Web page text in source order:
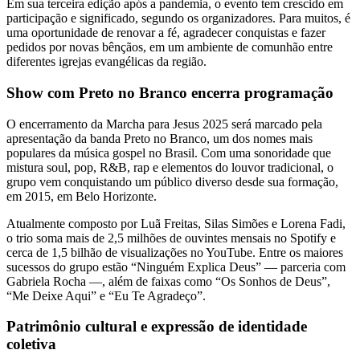
Em sua terceira edição após a pandemia, o evento tem crescido em
participação e significado, segundo os organizadores. Para muitos, é
uma oportunidade de renovar a fé, agradecer conquistas e fazer
pedidos por novas bênçãos, em um ambiente de comunhão entre
diferentes igrejas evangélicas da região.
Show com Preto no Branco encerra programação
O encerramento da Marcha para Jesus 2025 será marcado pela
apresentação da banda Preto no Branco, um dos nomes mais
populares da música gospel no Brasil. Com uma sonoridade que
mistura soul, pop, R&B, rap e elementos do louvor tradicional, o
grupo vem conquistando um público diverso desde sua formação,
em 2015, em Belo Horizonte.
Atualmente composto por Luã Freitas, Silas Simões e Lorena Fadi,
o trio soma mais de 2,5 milhões de ouvintes mensais no Spotify e
cerca de 1,5 bilhão de visualizações no YouTube. Entre os maiores
sucessos do grupo estão “Ninguém Explica Deus” — parceria com
Gabriela Rocha —, além de faixas como “Os Sonhos de Deus”,
“Me Deixe Aqui” e “Eu Te Agradeço”.
Patrimônio cultural e expressão de identidade
coletiva